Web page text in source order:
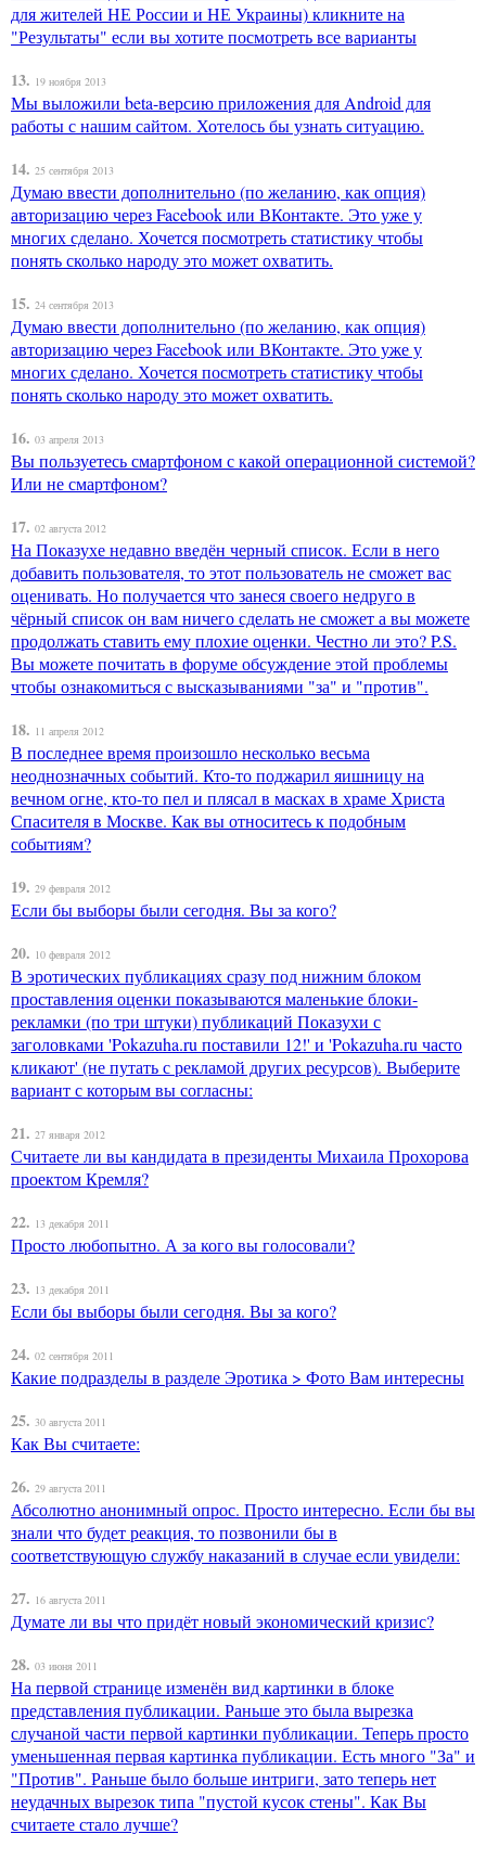
для жителей НЕ России и НЕ Украины) кликните на
"Результаты" если вы хотите посмотреть все варианты
13. 19 ноября 2013
Мы выложили beta-версию приложения для Android для
работы с нашим сайтом. Хотелось бы узнать ситуацию.
14. 25 сентября 2013
Думаю ввести дополнительно (по желанию, как опция)
авторизацию через Facebook или ВКонтакте. Это уже у
многих сделано. Хочется посмотреть статистику чтобы
понять сколько народу это может охватить.
15. 24 сентября 2013
Думаю ввести дополнительно (по желанию, как опция)
авторизацию через Facebook или ВКонтакте. Это уже у
многих сделано. Хочется посмотреть статистику чтобы
понять сколько народу это может охватить.
16. 03 апреля 2013
Вы пользуетесь смартфоном с какой операционной системой?
Или не смартфоном?
17. 02 августа 2012
На Показухе недавно введён черный список. Если в него
добавить пользователя, то этот пользователь не сможет вас
оценивать. Но получается что занеся своего недруго в
чёрный список он вам ничего сделать не сможет а вы можете
продолжать ставить ему плохие оценки. Честно ли это? P.S.
Вы можете почитать в форуме обсуждение этой проблемы
чтобы ознакомиться с высказываниями "за" и "против".
18. 11 апреля 2012
В последнее время произошло несколько весьма
неоднозначных событий. Кто-то поджарил яишницу на
вечном огне, кто-то пел и плясал в масках в храме Христа
Спасителя в Москве. Как вы относитесь к подобным
событиям?
19. 29 февраля 2012
Если бы выборы были сегодня. Вы за кого?
20. 10 февраля 2012
В эротических публикациях сразу под нижним блоком
проставления оценки показываются маленькие блоки-
рекламки (по три штуки) публикаций Показухи с
заголовками 'Pokazuha.ru поставили 12!' и 'Pokazuha.ru часто
кликают' (не путать с рекламой других ресурсов). Выберите
вариант с которым вы согласны:
21. 27 января 2012
Считаете ли вы кандидата в президенты Михаила Прохорова
проектом Кремля?
22. 13 декабря 2011
Просто любопытно. А за кого вы голосовали?
23. 13 декабря 2011
Если бы выборы были сегодня. Вы за кого?
24. 02 сентября 2011
Какие подразделы в разделе Эротика > Фото Вам интересны
25. 30 августа 2011
Как Вы считаете:
26. 29 августа 2011
Абсолютно анонимный опрос. Просто интересно. Если бы вы
знали что будет реакция, то позвонили бы в
соответствующую службу наказаний в случае если увидели:
27. 16 августа 2011
Думате ли вы что придёт новый экономический кризис?
28. 03 июня 2011
На первой странице изменён вид картинки в блоке
представления публикации. Раньше это была вырезка
случаной части первой картинки публикации. Теперь просто
уменьшенная первая картинка публикации. Есть много "За" и
"Против". Раньше было больше интриги, зато теперь нет
неудачных вырезок типа "пустой кусок стены". Как Вы
считаете стало лучше?